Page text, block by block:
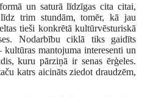
un saturā līdzīgas cita citai,
trim stundām, tomēr, kā jau
tieši konkrētā kultūrvēsturiskā
Nodarbību ciklā tiks gaidīts
mantojuma interesenti un
kuru pārziņā ir senas ērģeles.
katrs aicināts ziedot draudzēm,